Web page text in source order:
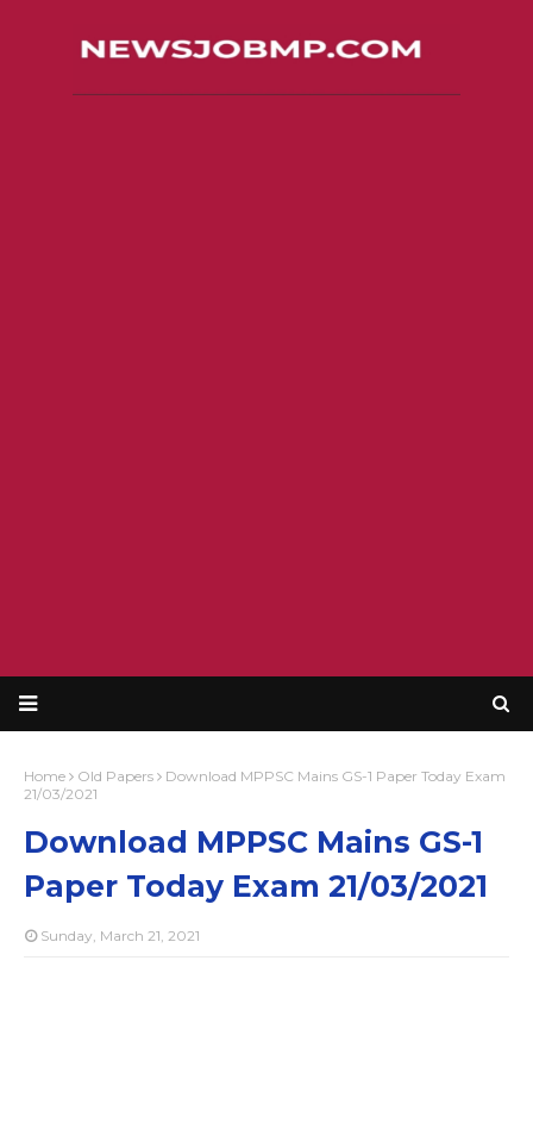
Home Old Papers
Download MPPSC Mains GS-1 Paper Today Exam
21/03/2021
Download MPPSC Mains GS-1
Paper Today Exam 21/03/2021
Sunday, March 21, 2021